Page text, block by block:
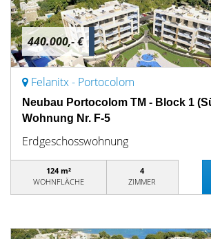
440.000,- €
Felanitx - Portocolom
Neubau Portocolom TM - Block 1
Wohnung Nr. F-5
Erdgeschosswohnung
124 m²
WOHNFLÄCHE
4
ZIMMER